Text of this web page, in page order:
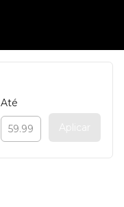
Até
Aplicar